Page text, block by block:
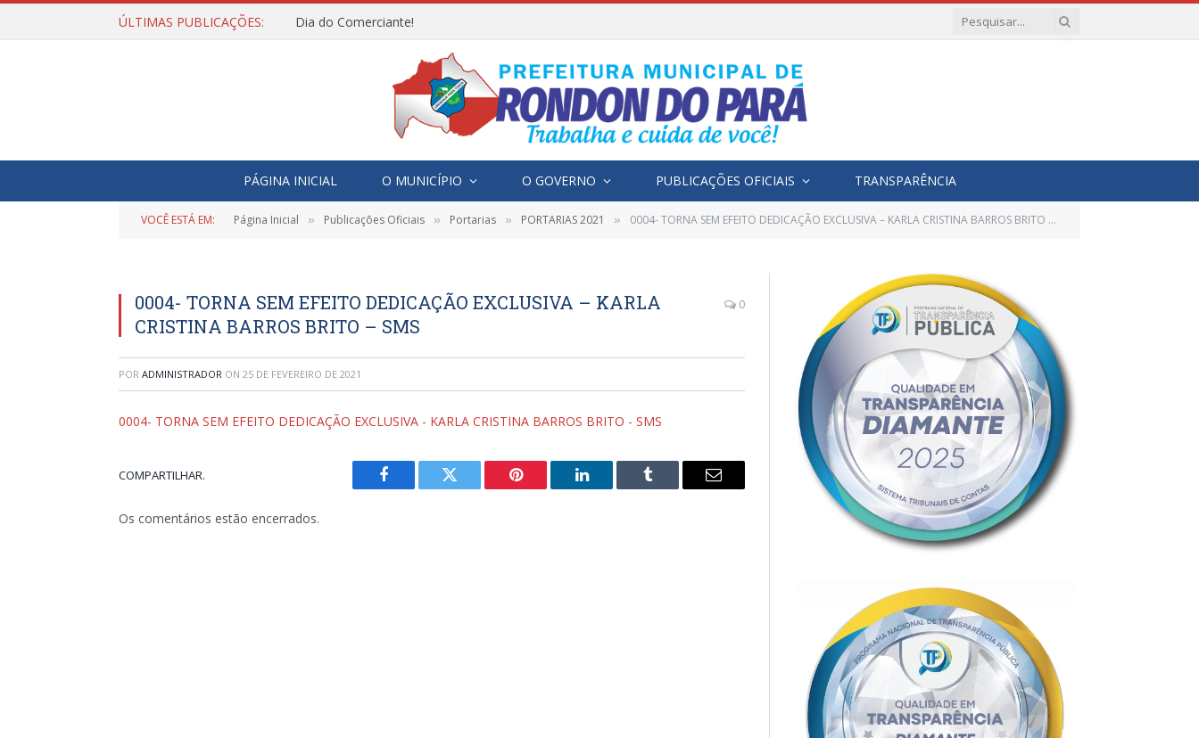
ÚLTIMAS PUBLICAÇÕES: Dia do Comerciante!
PÁGINA INICIAL O MUNICÍPIO O GOVERNO PUBLICAÇÕES OFICIAIS TRANSPARÊNCIA
VOCÊ ESTÁ EM: Página Inicial » Publicações Oficiais » Portarias » PORTARIAS 2021 » 0004- TORNA SEM EFEITO DEDICAÇÃO EXCLUSIVA – KARLA CRISTINA BARROS BRITO – SMS
0004- TORNA SEM EFEITO DEDICAÇÃO EXCLUSIVA – KARLA
CRISTINA BARROS BRITO – SMS
0
POR ADMINISTRADOR ON 25 DE FEVEREIRO DE 2021
0004- TORNA SEM EFEITO DEDICAÇÃO EXCLUSIVA - KARLA CRISTINA BARROS BRITO - SMS
COMPARTILHAR.
Facebook Twitter Pinterest LinkedIn Tumblr
E-
Os comentários estão encerrados.